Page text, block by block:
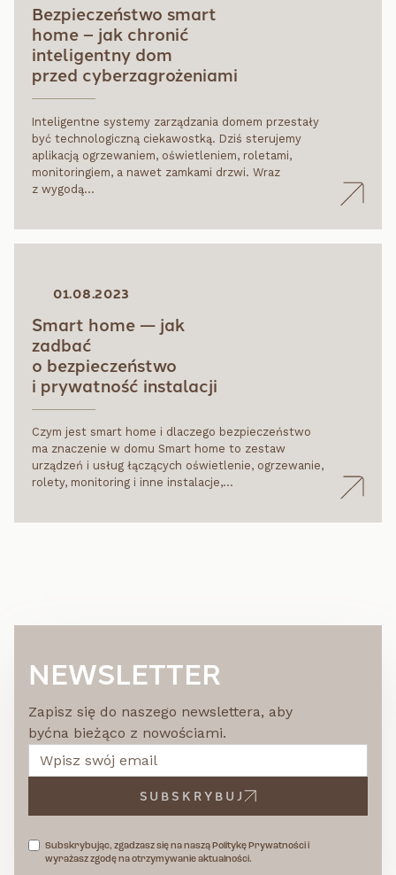
Bezpieczeństwo smart
home – jak chronić
inteligentny dom
przed cyberzagrożeniami
Inteligentne systemy zarządzania domem przestały
być technologiczną ciekawostką. Dziś sterujemy
aplikacją ogrzewaniem, oświetleniem, roletami,
monitoringiem, a nawet zamkami drzwi. Wraz
z wygodą…
01.08.2023
Smart home — jak
zadbać
o bezpieczeństwo
i prywatność instalacji
Czym jest smart home i dlaczego bezpieczeństwo
ma znaczenie w domu Smart home to zestaw
urządzeń i usług łączących oświetlenie, ogrzewanie,
rolety, monitoring i inne instalacje,…
NEWSLETTER
Zapisz się do naszego newslettera, aby
byćna bieżąco z nowościami.
SUBSKRYBUJ
Subskrybując, zgadzasz się na naszą Politykę Prywatności i
wyrażasz zgodę na otrzymywanie aktualności.